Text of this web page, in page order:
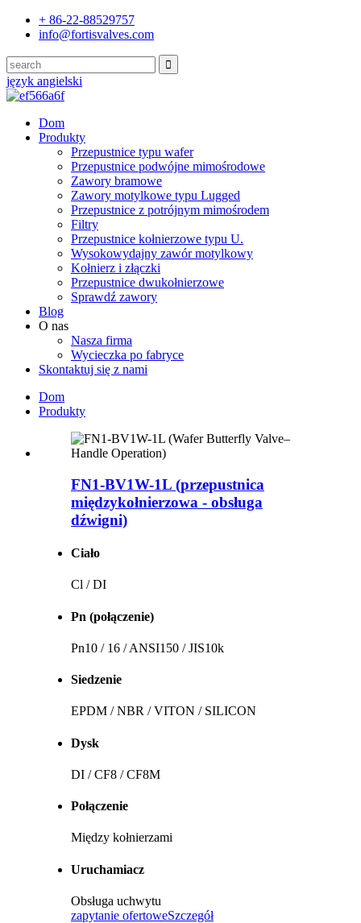
+ 86-22-88529757
info@fortisvalves.com
język angielski
Dom
Produkty
Przepustnice typu wafer
Przepustnice podwójne mimośrodowe
Zawory bramowe
Zawory motylkowe typu Lugged
Przepustnice z potrójnym mimośrodem
Filtry
Przepustnice kołnierzowe typu U.
Wysokowydajny zawór motylkowy
Kołnierz i złączki
Przepustnice dwukołnierzowe
Sprawdź zawory
Blog
O nas
Nasza firma
Wycieczka po fabryce
Skontaktuj się z nami
Dom
Produkty
FN1-BV1W-1L (przepustnica
międzykołnierzowa - obsługa
dźwigni)
Ciało
Cl / DI
Pn (połączenie)
Pn10 / 16 / ANSI150 / JIS10k
Siedzenie
EPDM / NBR / VITON / SILICON
Dysk
DI / CF8 / CF8M
Połączenie
Między kołnierzami
Uruchamiacz
Obsługa uchwytu
zapytanie ofertoweSzczegół